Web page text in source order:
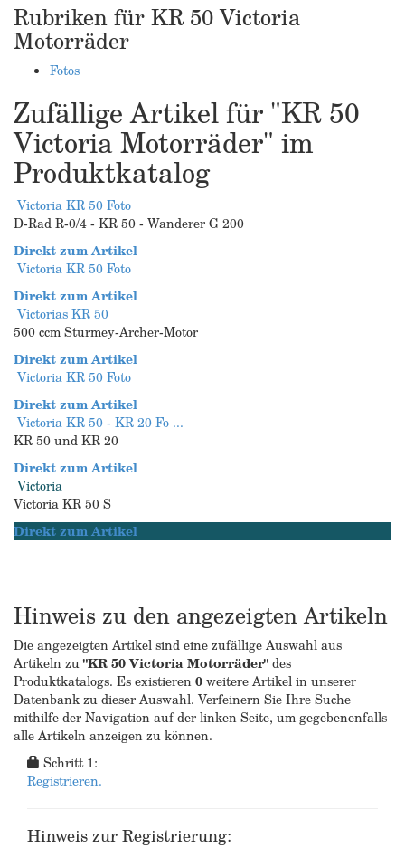
Rubriken für KR 50 Victoria
Motorräder
Fotos
Zufällige Artikel für "KR 50
Victoria Motorräder" im
Produktkatalog
Victoria KR 50 Foto
D-Rad R-0/4 - KR 50 - Wanderer G 200
Direkt zum Artikel
Victoria KR 50 Foto
Direkt zum Artikel
Victorias KR 50
500 ccm Sturmey-Archer-Motor
Direkt zum Artikel
Victoria KR 50 Foto
Direkt zum Artikel
Victoria KR 50 - KR 20 Fo ...
KR 50 und KR 20
Direkt zum Artikel
Victoria
Victoria KR 50 S
Direkt zum Artikel
Hinweis zu den angezeigten Artikeln
Die angezeigten Artikel sind eine zufällige Auswahl aus
Artikeln zu"KR 50 Victoria Motorräder"des
Produktkatalogs. Es existieren0weitere Artikel in unserer
Datenbank zu dieser Auswahl. Verfeinern Sie Ihre Suche
mithilfe der Navigation auf der linken Seite, um gegebenenfalls
alle Artikeln anzeigen zu können.
Schritt 1:
Registrieren.
Hinweis zur Registrierung: